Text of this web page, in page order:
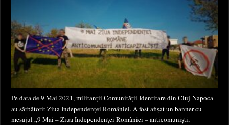
Pe data de 9 Mai 2021, militanții Comunității Identitare din Cluj-Napoca
au sărbătorit Ziua Independenței României. A fost afișat un banner cu
mesajul „9 Mai – Ziua Independenței României – anticomuniști,